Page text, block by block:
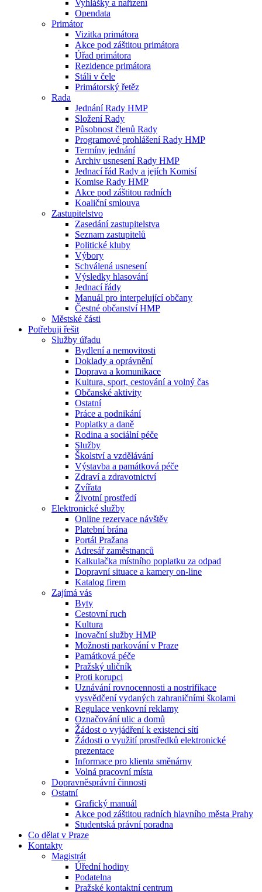
Vyhlášky a nařízení
Opendata
Primátor
Vizitka primátora
Akce pod záštitou primátora
Úřad primátora
Rezidence primátora
Stáli v čele
Primátorský řetěz
Rada
Jednání Rady HMP
Složení Rady
Působnost členů Rady
Programové prohlášení Rady HMP
Termíny jednání
Archiv usnesení Rady HMP
Jednací řád Rady a jejích Komisí
Komise Rady HMP
Akce pod záštitou radních
Koaliční smlouva
Zastupitelstvo
Zasedání zastupitelstva
Seznam zastupitelů
Politické kluby
Výbory
Schválená usnesení
Výsledky hlasování
Jednací řády
Manuál pro interpelující občany
Čestné občanství HMP
Městské části
Potřebuji řešit
Služby úřadu
Bydlení a nemovitosti
Doklady a oprávnění
Doprava a komunikace
Kultura, sport, cestování a volný čas
Občanské aktivity
Ostatní
Práce a podnikání
Poplatky a daně
Rodina a sociální péče
Služby
Školství a vzdělávání
Výstavba a památková péče
Zdraví a zdravotnictví
Zvířata
Životní prostředí
Elektronické služby
Online rezervace návštěv
Platební brána
Portál Pražana
Adresář zaměstnanců
Kalkulačka místního poplatku za odpad
Dopravní situace a kamery on-line
Katalog firem
Zajímá vás
Byty
Cestovní ruch
Kultura
Inovační služby HMP
Možnosti parkování v Praze
Památková péče
Pražský uličník
Proti korupci
Uznávání rovnocennosti a nostrifikace
vysvědčení vydaných zahraničními školami
Regulace venkovní reklamy
Označování ulic a domů
Žádost o vyjádření k existenci sítí
Žádosti o využití prostředků elektronické
prezentace
Informace pro klienta směnárny
Volná pracovní místa
Dopravněsprávní činnosti
Ostatní
Grafický manuál
Akce pod záštitou radních hlavního města Prahy
Studentská právní poradna
Co dělat v Praze
Kontakty
Magistrát
Úřední hodiny
Podatelna
Pražské kontaktní centrum